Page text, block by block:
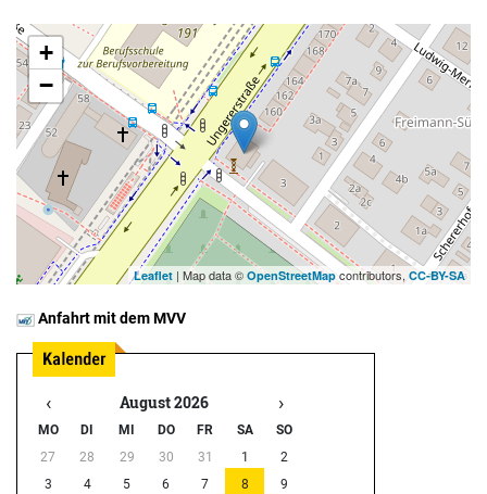
+
−
Leaflet | Map data © OpenStreetMap contributors, CC-BY-SA
Anfahrt mit dem MVV
‹ August 2026 ›
MO DI MI DO FR SA
SO
27
28 29 30 31 1
2
3
4 5 6 7 8
9